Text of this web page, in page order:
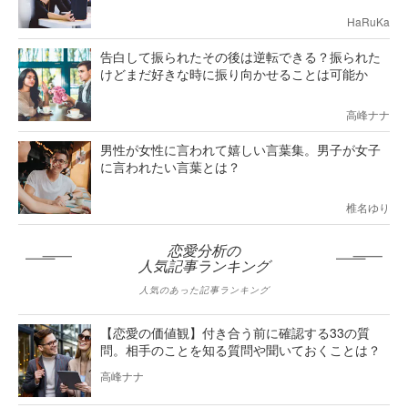
HaRuKa
告白して振られたその後は逆転できる？振られた
けどまだ好きな時に振り向かせることは可能か
高峰ナナ
男性が女性に言われて嬉しい言葉集。男子が女子
に言われたい言葉とは？
椎名ゆり
恋愛分析の
人気記事ランキング
人気のあった記事ランキング
【恋愛の価値観】付き合う前に確認する33の質
問。相手のことを知る質問や聞いておくことは？
高峰ナナ